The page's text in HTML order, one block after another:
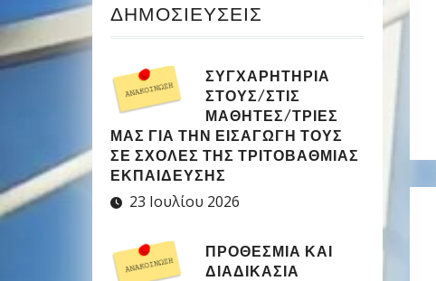
ΔΗΜΟΣΙΕΎΣΕΙΣ
ΣΥΓΧΑΡΗΤΉΡΙΑ
ΣΤΟΥΣ/ΣΤΙΣ
ΜΑΘΗΤΈΣ/ΤΡΙΕΣ
ΜΑΣ ΓΙΑ ΤΗΝ ΕΙΣΑΓΩΓΉ ΤΟΥΣ
ΣΕ ΣΧΟΛΈΣ ΤΗΣ ΤΡΙΤΟΒΆΘΜΙΑΣ
ΕΚΠΑΊΔΕΥΣΗΣ
23 Ιουλίου 2026
ΠΡΟΘΕΣΜΊΑ ΚΑΙ
ΔΙΑΔΙΚΑΣΊΑ